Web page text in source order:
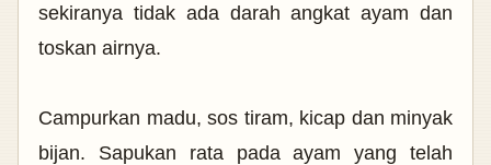
sekiranya tidak ada darah angkat ayam dan
toskan airnya.
Campurkan madu, sos tiram, kicap dan minyak
bijan. Sapukan rata pada ayam yang telah